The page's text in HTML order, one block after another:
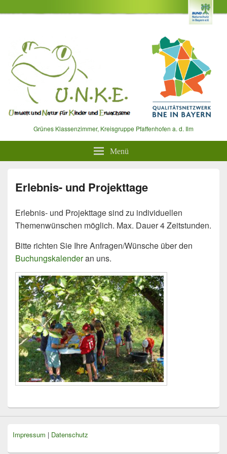
Grünes Klassenzimmer, Kreisgruppe Pfaffenhofen a. d. Ilm
Menü
Erlebnis- und Projekttage
Erlebnis- und Projekttage sind zu individuellen
Themenwünschen möglich. Max. Dauer 4 Zeitstunden.
Bitte richten Sie Ihre Anfragen/Wünsche über den
Buchungskalenderan uns.
Impressum | Datenschutz